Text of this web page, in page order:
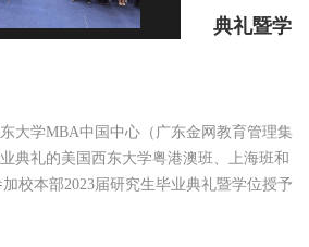
典礼暨学
大学MBA中国中心（广东金网教育管理集
典礼的美国西东大学粤港澳班、上海班和
校本部2023届研究生毕业典礼暨学位授予